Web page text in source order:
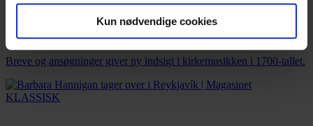
Kun nødvendige cookies
Nyhed
Nye Bach-fund kaster lys over Leipzig
Breve og ansøgninger giver ny indsigt i kirkemusikken i 1700-tallet.